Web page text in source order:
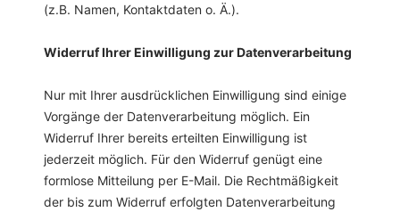
(z.B. Namen, Kontaktdaten o. Ä.).
Widerruf Ihrer Einwilligung zur Datenverarbeitung
Nur mit Ihrer ausdrücklichen Einwilligung sind einige
Vorgänge der Datenverarbeitung möglich. Ein
Widerruf Ihrer bereits erteilten Einwilligung ist
jederzeit möglich. Für den Widerruf genügt eine
formlose Mitteilung per E-Mail. Die Rechtmäßigkeit
der bis zum Widerruf erfolgten Datenverarbeitung